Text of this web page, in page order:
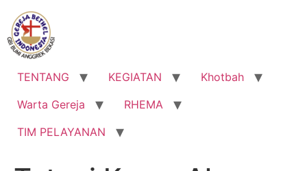
Lewati
konten
TENTANG KEGIATAN
Khotbah
Warta Gereja
RHEMA
TIM PELAYANAN